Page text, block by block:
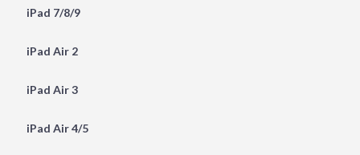
iPad 7/8/9
iPad Air 2
iPad Air 3
iPad Air 4/5